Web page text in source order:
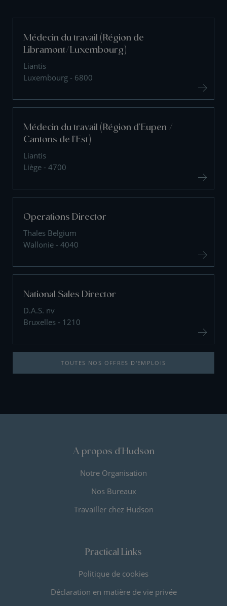
Médecin du travail (Région de
Libramont/Luxembourg)
Liantis
Luxembourg - 6800
Médecin du travail (Région d'Eupen /
Cantons de l'Est)
Liantis
Liège - 4700
Operations Director
Thales Belgium
Wallonie - 4040
National Sales Director
D.A.S. nv
Bruxelles - 1210
TOUTES NOS OFFRES D'EMPLOIS
A propos d'Hudson
Notre Organisation
Nos Bureaux
Travailler chez Hudson
Practical Links
Politique de cookies
Déclaration en matière de vie privée